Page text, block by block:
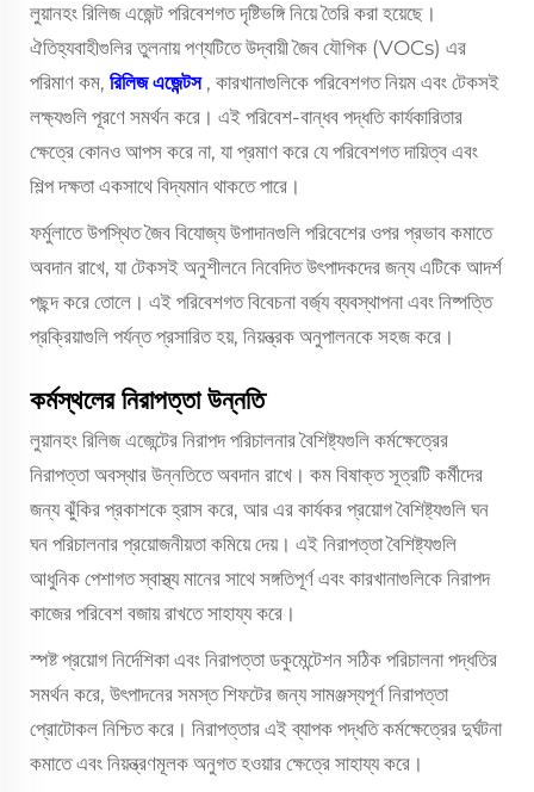
লুয়ানহং রিলিজ এজেন্ট পরিবেশগত দৃষ্টিভঙ্গি নিয়ে তৈরি করা হয়েছে।
ঐতিহ্যবাহীগুলির তুলনায় পণ্যটিতে উদ্বায়ী জৈব যৌগিক (VOCs) এর
পরিমাণ কম, রিলিজ এজেন্টস , কারখানাগুলিকে পরিবেশগত নিয়ম এবং টেকসই
লক্ষ্যগুলি পূরণে সমর্থন করে। এই পরিবেশ-বান্ধব পদ্ধতি কার্যকারিতার
ক্ষেত্রে কোনও আপস করে না, যা প্রমাণ করে যে পরিবেশগত দায়িত্ব এবং
শিল্প দক্ষতা একসাথে বিদ্যমান থাকতে পারে।
ফর্মুলাতে উপস্থিত জৈব বিযোজ্য উপাদানগুলি পরিবেশের ওপর প্রভাব কমাতে
অবদান রাখে, যা টেকসই অনুশীলনে নিবেদিত উৎপাদকদের জন্য এটিকে আদর্শ
পছন্দ করে তোলে। এই পরিবেশগত বিবেচনা বর্জ্য ব্যবস্থাপনা এবং নিষ্পত্তি
প্রক্রিয়াগুলি পর্যন্ত প্রসারিত হয়, নিয়ন্ত্রক অনুপালনকে সহজ করে।
কর্মস্থলের নিরাপত্তা উন্নতি
লুয়ানহং রিলিজ এজেন্টের নিরাপদ পরিচালনার বৈশিষ্ট্যগুলি কর্মক্ষেত্রের
নিরাপত্তা অবস্থার উন্নতিতে অবদান রাখে। কম বিষাক্ত সূত্রটি কর্মীদের
জন্য ঝুঁকির প্রকাশকে হ্রাস করে, আর এর কার্যকর প্রয়োগ বৈশিষ্ট্যগুলি ঘন
ঘন পরিচালনার প্রয়োজনীয়তা কমিয়ে দেয়। এই নিরাপত্তা বৈশিষ্ট্যগুলি
আধুনিক পেশাগত স্বাস্থ্য মানের সাথে সঙ্গতিপূর্ণ এবং কারখানাগুলিকে নিরাপদ
কাজের পরিবেশ বজায় রাখতে সাহায্য করে।
স্পষ্ট প্রয়োগ নির্দেশিকা এবং নিরাপত্তা ডকুমেন্টেশন সঠিক পরিচালনা পদ্ধতির
সমর্থন করে, উৎপাদনের সমস্ত শিফটের জন্য সামঞ্জস্যপূর্ণ নিরাপত্তা
প্রোটোকল নিশ্চিত করে। নিরাপত্তার এই ব্যাপক পদ্ধতি কর্মক্ষেত্রের দুর্ঘটনা
কমাতে এবং নিয়ন্ত্রণমূলক অনুগত হওয়ার ক্ষেত্রে সাহায্য করে।